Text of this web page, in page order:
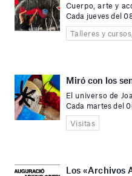
Cuerpo, arte y
Cada jueves del
Talleres y
Miró con los
El universo de
Cada martes del
Visitas
Los «Archivos